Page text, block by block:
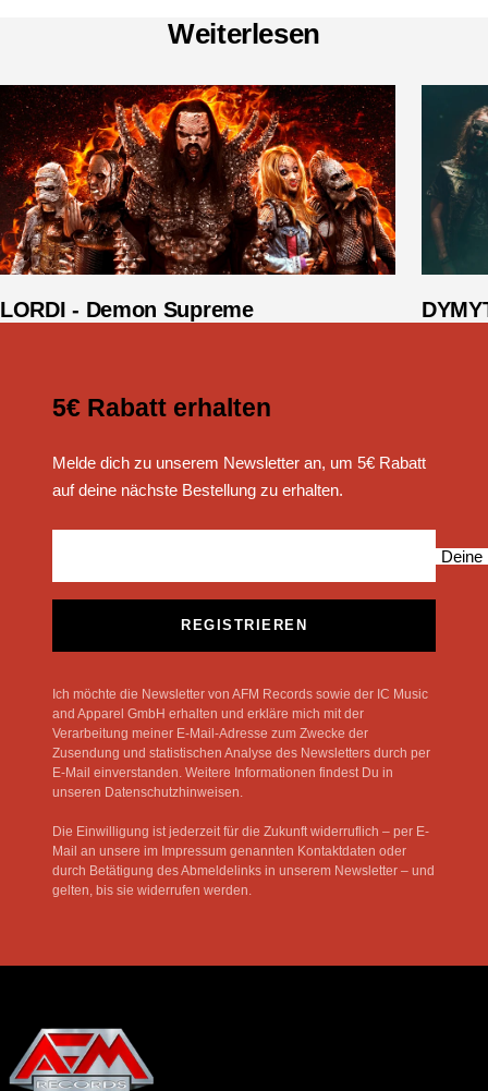
Weiterlesen
LORDI - Demon Supreme
5€ Rabatt erhalten
Melde dich zu unserem Newsletter an, um 5€ Rabatt
auf deine nächste Bestellung zu erhalten.
Deine
REGISTRIEREN
Ich möchte die Newsletter von AFM Records sowie der IC Music
and Apparel GmbH erhalten und erkläre mich mit der
Verarbeitung meiner E-Mail-Adresse zum Zwecke der
Zusendung und statistischen Analyse des Newsletters durch per
E-Mail einverstanden. Weitere Informationen findest Du in
unseren Datenschutzhinweisen.
Die Einwilligung ist jederzeit für die Zukunft widerruflich – per E-
Mail an unsere im Impressum genannten Kontaktdaten oder
durch Betätigung des Abmeldelinks in unserem Newsletter – und
gelten, bis sie widerrufen werden.